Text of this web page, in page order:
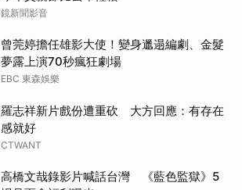
鏡新聞影音
曾莞婷擔任雄影大使！變身邋遢編劇、金髮
夢露上演70秒瘋狂劇場
EBC 東森娛樂
羅志祥新片戲份遭重砍 大方回應：有存在
感就好
CTWANT
高橋文哉錄影片喊話台灣 《藍色監獄》5